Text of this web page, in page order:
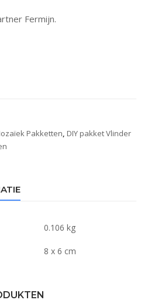
Fermijn.
Pakketten, DIY pakket Vlinder
0.106 kg
8 x 6 cm